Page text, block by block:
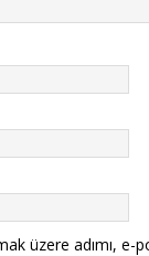
üzere adımı,